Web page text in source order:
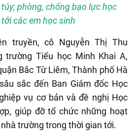
phòng, chống bạo lực học
các em học sinh
truyền, cô Nguyễn Thị Thu
trường Tiểu học Minh Khai A,
Bắc Từ Liêm, Thành phố Hà
sắc đến Ban Giám đốc Học
vụ cơ bản và đề nghị Học
giúp đỡ tổ chức những hoạt
trường trong thời gian tới.